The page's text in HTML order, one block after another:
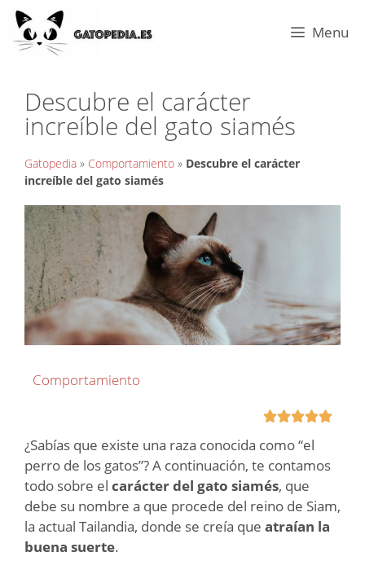
Menu
Descubre el carácter
increíble del gato siamés
Gatopedia » Comportamiento » Descubre el carácter
increíble del gato siamés
Comportamiento

¿Sabías que existe una raza conocida como “el
perro de los gatos”? A continuación, te contamos
todo sobre el carácter del gato siamés, que
debe su nombre a que procede del reino de Siam,
la actual Tailandia, donde se creía que atraían la
buena suerte.